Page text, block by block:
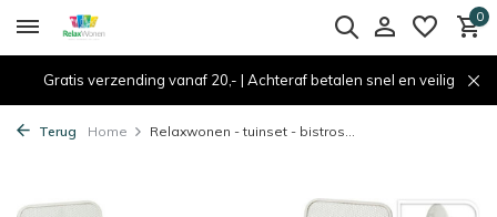
0
Gratis verzending vanaf 20,- | Achteraf betalen snel en veilig
Terug Home Relaxwonen - tuinset - bistros...